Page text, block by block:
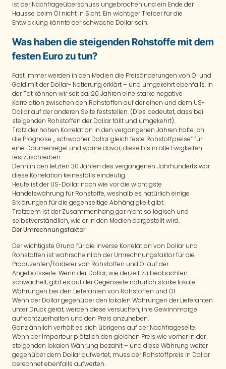
ist der Nachfrageüberschuss ungebrochen und ein Ende der
Hausse beim Öl nicht in Sicht. Ein wichtiger Treiber für die
Entwicklung könnte der schwache Dollar sein.
Was haben die steigenden Rohstoffe mit dem
festen Euro zu tun?
Fast immer werden in den Medien die Preisänderungen von Öl und
Gold mit der Dollar- Notierung erklärt – und umgekehrt ebenfalls. In
der Tat können wir seit ca. 20 Jahren eine starke negative
Korrelation zwischen den Rohstoffen auf der einen und dem US-
Dollar auf der anderen Seite feststellen. (Dies bedeutet, dass bei
steigenden Rohstoffen der Dollar fällt und umgekehrt).
Trotz der hohen Korrelation in den vergangenen Jahren halte ich
die Prognose „ schwacher Dollar gleich feste Rohstoffpreise“ für
eine Daumenregel und warne davor, diese bis in alle Ewigkeiten
festzuschreiben.
Denn in den letzten 30 Jahren des vergangenen Jahrhunderts war
diese Korrelation keinesfalls eindeutig.
Heute ist der US-Dollar nach wie vor die wichtigste
Handelswährung für Rohstoffe, weshalb es natürlich einige
Erklärungen für die gegenseitige Abhängigkeit gibt.
Trotzdem ist der Zusammenhang gar nicht so logisch und
selbstverständlich, wie er in den Medien dargestellt wird.
Der Umrechnungsfaktor
Der wichtigste Grund für die inverse Korrelation von Dollar und
Rohstoffen ist wahrscheinlich der Umrechnungsfaktor für die
Produzenten/Förderer von Rohstoffen und Öl auf der
Angebotsseite. Wenn der Dollar, wie derzeit zu beobachten
schwächelt, gibt es auf der Gegenseite natürlich starke lokale
Währungen bei den Lieferanten von Rohstoffen und Öl.
Wenn der Dollar gegenüber den lokalen Währungen der Lieferanten
unter Druck gerät, werden diese versuchen, ihre Gewinnmarge
aufrechtzuerhalten und den Preis anzuheben.
Ganz ähnlich verhält es sich übrigens auf der Nachfrageseite.
Wenn der Importeur plötzlich den gleichen Preis wie vorher in der
steigenden lokalen Währung bezahlt – und diese Währung weiter
gegenüber dem Dollar aufwertet, muss der Rohstoffpreis in Dollar
berechnet ebenfalls aufwerten.